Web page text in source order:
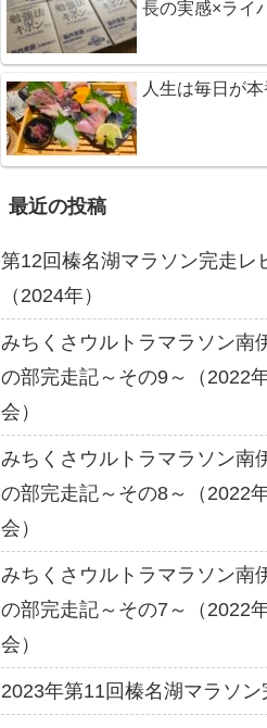
長の実感×ライ
人生は毎日が本
最近の投稿
第12回榛名湖マラソン完走レ
（2024年）
みちくさウルトラマラソン南
の部完走記～その9～（2022
会）
みちくさウルトラマラソン南
の部完走記～その8～（2022
会）
みちくさウルトラマラソン南
の部完走記～その7～（2022
会）
2023年第11回榛名湖マラソン